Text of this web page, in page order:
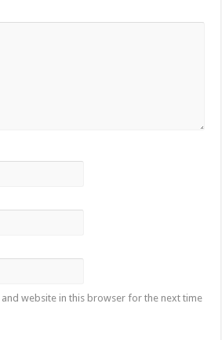
and website in this browser for the next time